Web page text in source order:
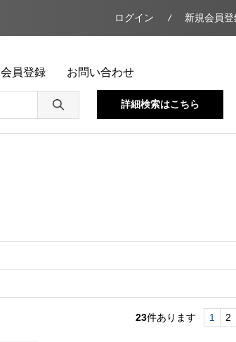
ログイン 新規会員登
会員登録 お問い合わせ
詳細検索はこちら
23件あります 1 2